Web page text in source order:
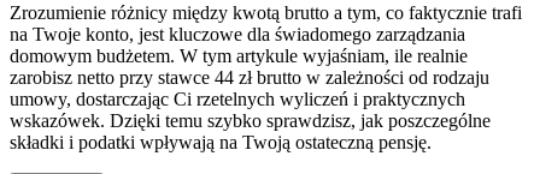
Zrozumienie różnicy między kwotą brutto a tym, co faktycznie trafi
na Twoje konto, jest kluczowe dla świadomego zarządzania
domowym budżetem. W tym artykule wyjaśniam, ile realnie
zarobisz netto przy stawce 44 zł brutto w zależności od rodzaju
umowy, dostarczając Ci rzetelnych wyliczeń i praktycznych
wskazówek. Dzięki temu szybko sprawdzisz, jak poszczególne
składki i podatki wpływają na Twoją ostateczną pensję.